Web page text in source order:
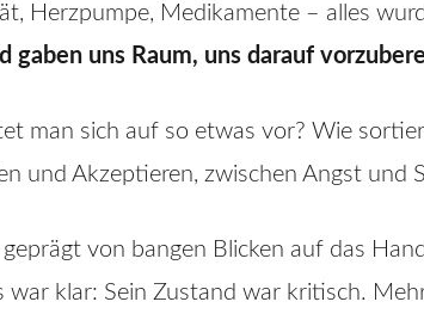
Herzpumpe, Medikamente – alles
gaben uns Raum, uns darauf
man sich auf so etwas vor? Wie
und Akzeptieren, zwischen Angst und
von bangen Blicken auf das
war klar: Sein Zustand war kritisch.